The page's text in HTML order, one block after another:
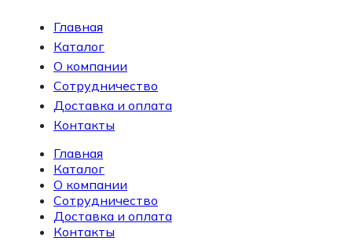
Главная
Каталог
О компании
Сотрудничество
Доставка и оплата
Контакты
Главная
Каталог
О компании
Сотрудничество
Доставка и оплата
Контакты